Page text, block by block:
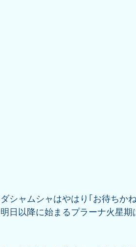
ダシャムシャはやはり｢お待ちか
明日以降に始まるプラーナ火星